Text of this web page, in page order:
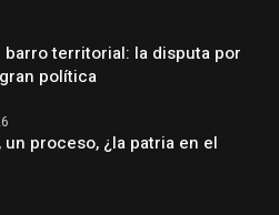
territorial: la disputa por
política
proceso, ¿la patria en el